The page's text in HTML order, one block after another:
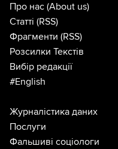
Про нас (About us)
Статті (RSS)
Фрагменти (RSS)
Розсилки Текстів
Вибір редакції
#English
Журналістика даних
Послуги
Фальшиві соціологи